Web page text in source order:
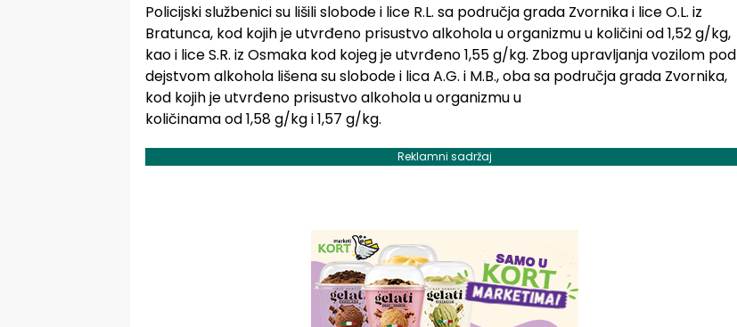
Policijski službenici su lišili slobode i lice R.L. sa područja grada Zvornika i lice O.L. iz
Bratunca, kod kojih je utvrđeno prisustvo alkohola u organizmu u količini od 1,52 g/kg,
kao i lice S.R. iz Osmaka kod kojeg je utvrđeno 1,55 g/kg. Zbog upravljanja vozilom pod
dejstvom alkohola lišena su slobode i lica A.G. i M.B., oba sa područja grada Zvornika,
kod kojih je utvrđeno prisustvo alkohola u organizmu u
količinama od 1,58 g/kg i 1,57 g/kg.
Reklamni sadržaj